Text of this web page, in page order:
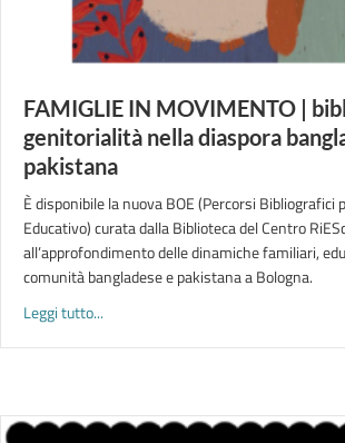
FAMIGLIE IN MOVIMENTO |
genitorialità nella diaspora
pakistana
È disponibile la nuova BOE (Percorsi Bibliografici
Educativo) curata dalla Biblioteca del Centro
all’approfondimento delle dinamiche familiari,
comunità bangladese e pakistana a Bologna.
Leggi tutto...